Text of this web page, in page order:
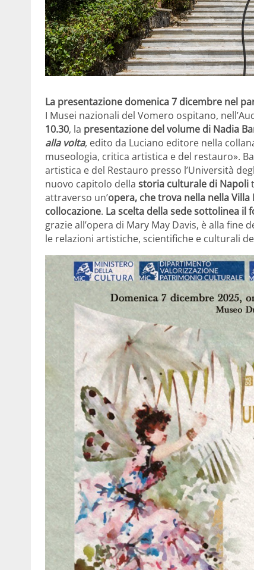
La presentazione domenica 7 dicembre nel
I Musei nazionali del Vomero ospitano,
10.30, la presentazione del volume di Nadia
alla volta, edito da Luciano editore nella
museologia, critica artistica e del restauro».
artistica e del Restauro presso l’Università
nuovo capitolo della storia culturale di Napoli
attraverso un’opera, che trova nella nella
collocazione. La scelta della sede sottolinea
grazie all’opera di Mary May Davis, è alla
le relazioni artistiche, scientifiche e culturali